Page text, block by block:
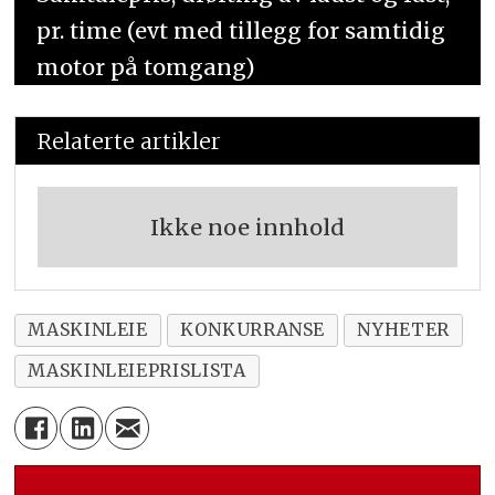
pr. time (evt med tillegg for samtidig
motor på tomgang)
Relaterte artikler
Ikke noe innhold
MASKINLEIE KONKURRANSE
NYHETER
MASKINLEIEPRISLISTA